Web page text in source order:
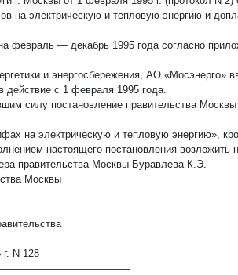
на электрическую и тепловую энергию и
февраль — декабрь 1995 года согласно
и энергосбережения, АО «Мосэнерго»
действие с 1 февраля 1995 года.
силу постановление правительства Москвы
на электрическую и тепловую энергию»,
настоящего постановления возложить
правительства Москвы Буравлева К.Э.
Москвы
N 128